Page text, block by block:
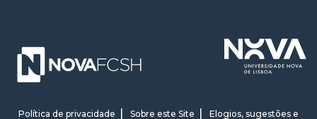
Política de privacidade Sobre este Site
Elogios, sugestões e